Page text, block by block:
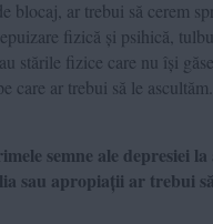
blocaj, ar trebui să cerem
fizică și psihică,
stările fizice care nu își
care ar trebui să le ascultăm.
semne ale depresiei
sau apropiații ar trebui